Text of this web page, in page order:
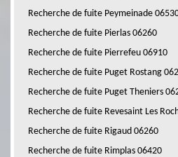
Recherche de fuite Peymeinade
Recherche de fuite Pierlas 06260
Recherche de fuite Pierrefeu 06910
Recherche de fuite Puget Rostang
Recherche de fuite Puget Theniers
Recherche de fuite Revesaint Les
Recherche de fuite Rigaud 06260
Recherche de fuite Rimplas 06420